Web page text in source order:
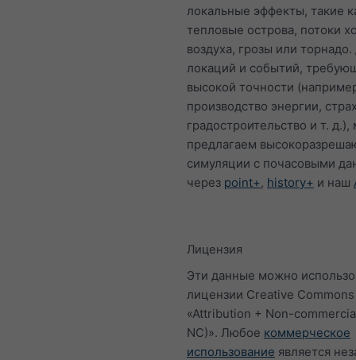
локальные эффекты, такие
тепловые острова, потоки
воздуха, грозы или
локаций и событий,
высокой точности
производство энергии,
градостроительство и т.
предлагаем
симуляции с почасовыми
через point+, history+ и наш
Лицензия
Эти данные можно
лицензии Creative Commons
«Attribution + Non-
NC)». Любое коммерческое
использование является